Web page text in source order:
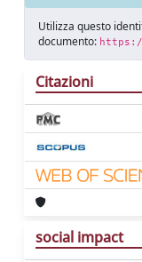
Utilizza questo
documento:
Citazioni
social impact